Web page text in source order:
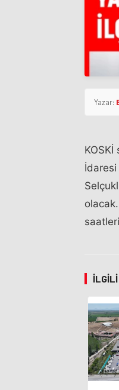
Yazar: